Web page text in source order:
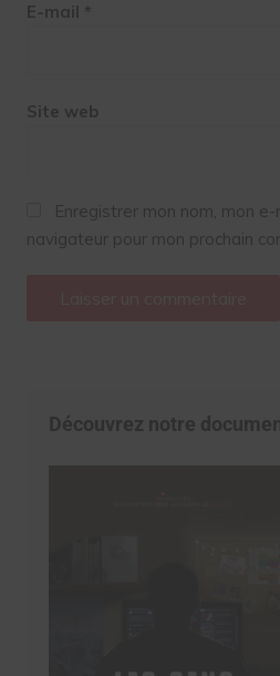
E-mail *
Site web
Enregistrer mon nom, mon
navigateur pour mon prochain
Découvrez notre